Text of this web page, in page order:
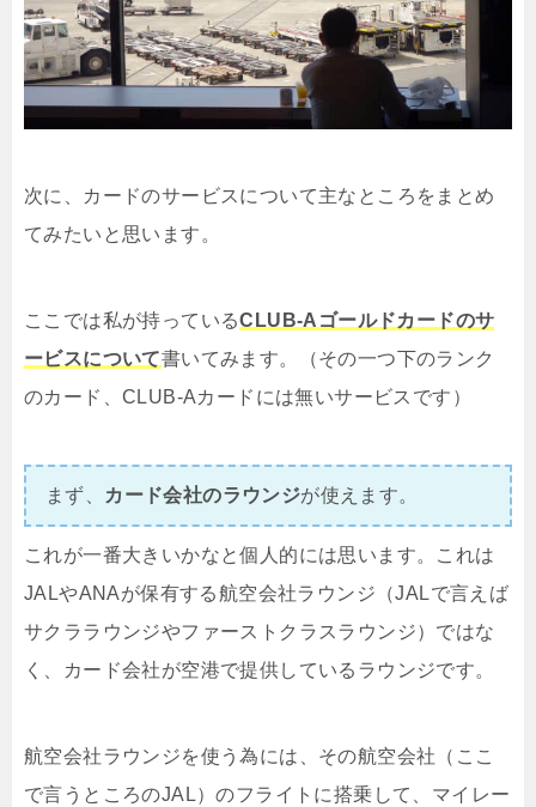
次に、カードのサービスについて主なところをまとめ
てみたいと思います。
ここでは私が持っているCLUB-Aゴールドカードのサ
ービスについて書いてみます。（その一つ下のランク
のカード、CLUB-Aカードには無いサービスです）
まず、 カード会社のラウンジが使えます。
これが一番大きいかなと個人的には思います。これは
JALやANAが保有する航空会社ラウンジ（JALで言えば
サクララウンジやファーストクラスラウンジ）ではな
く、カード会社が空港で提供しているラウンジです。
航空会社ラウンジを使う為には、その航空会社（ここ
で言うところのJAL）のフライトに搭乗して、マイレー